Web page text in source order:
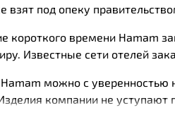
взят под опеку
короткого времени Нamam
Известные сети отелей
Нamam можно с уверенностью
компании не